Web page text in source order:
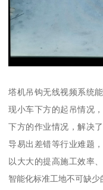
塔机吊钩无线视频系统
现小车下方的起吊情况
下方的作业情况，解决
导易出差错等行业难题
以大大的提高施工效率
智能化标准工地不可缺少